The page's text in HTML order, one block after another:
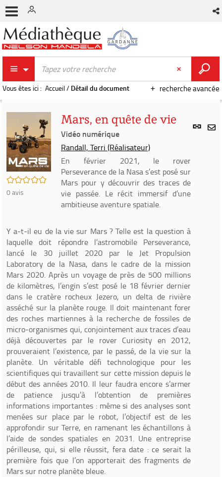
recherche avancée
Vous êtes ici : Accueil/ Détail du document
Lien
/5
0avis
Mars, en quête de vie
Vidéo numérique
Randall, Terri (Réalisateur)
En février 2021, le rover
Perseverance de la Nasa s’est posé sur
Mars pour y découvrir des traces de
vie passée. Le récit immersif d’une
ambitieuse aventure spatiale.
Y a-t-il eu de la vie sur Mars ? Telle est la question à
laquelle doit répondre l’astromobile Perseverance,
lancé le 30 juillet 2020 par le Jet Propulsion
Laboratory de la Nasa, dans le cadre de la mission
Mars 2020. Après un voyage de près de 500 millions
de kilomètres, l’engin s’est posé le 18 février dernier
dans le cratère rocheux Jezero, un delta de rivière
asséché sur la planète rouge. Il doit maintenant forer
des roches martiennes à la recherche de fossiles de
micro-organismes qui, conjointement aux traces d’eau
déjà découvertes par le rover Curiosity en 2012,
prouveraient l’existence, par le passé, de la vie sur la
planète. Un véritable défi technologique pour les
scientifiques qui travaillent sur cette mission depuis le
début des années 2010. Il leur faudra encore s’armer
de patience jusqu’à l’obtention de premières
informations importantes : même si des analyses sont
menées sur place par le robot, l’objectif est de les
approfondir sur Terre, en ramenant les échantillons à
l’aide de sondes spatiales en 2031. Une entreprise
périlleuse, qui, si elle réussit, fera date : ce serait la
première fois que l’on apporterait des fragments de
Mars sur notre planète bleue.